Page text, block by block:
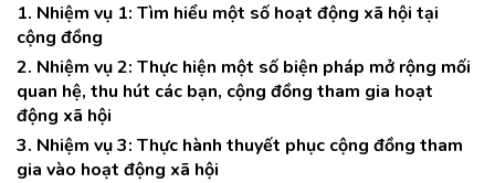
1. Nhiệm vụ 1: Tìm hiểu một số hoạt động xã hội tại
cộng đồng
2. Nhiệm vụ 2: Thực hiện một số biện pháp mở rộng mối
quan hệ, thu hút các bạn, cộng đồng tham gia hoạt
động xã hội
3. Nhiệm vụ 3: Thực hành thuyết phục cộng đồng tham
gia vào hoạt động xã hội